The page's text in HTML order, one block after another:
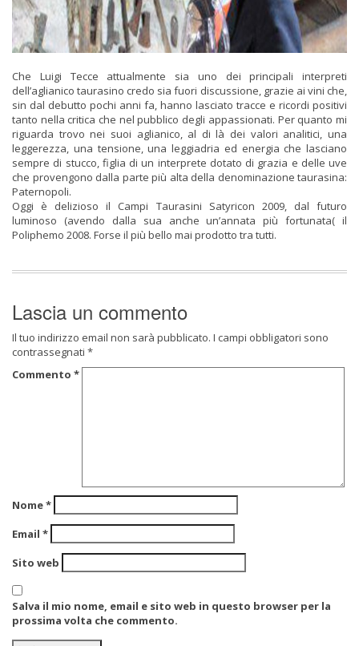
Che Luigi Tecce attualmente sia uno dei principali interpreti
dell’aglianico taurasino credo sia fuori discussione, grazie ai vini che,
sin dal debutto pochi anni fa, hanno lasciato tracce e ricordi positivi
tanto nella critica che nel pubblico degli appassionati. Per quanto mi
riguarda trovo nei suoi aglianico, al di là dei valori analitici, una
leggerezza, una tensione, una leggiadria ed energia che lasciano
sempre di stucco, figlia di un interprete dotato di grazia e delle uve
che provengono dalla parte più alta della denominazione taurasina:
Paternopoli.
Oggi è delizioso il Campi Taurasini Satyricon 2009, dal futuro
luminoso (avendo dalla sua anche un’annata più fortunata( il
Poliphemo 2008. Forse il più bello mai prodotto tra tutti.
Lascia un commento
Il tuo indirizzo email non sarà pubblicato. I campi obbligatori sono
contrassegnati *
Commento *
Nome*
Email *
Sito web
Salva il mio nome, email e sito web in questo browser per la
prossima volta che commento.